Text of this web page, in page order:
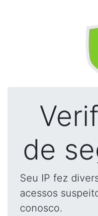
de
Seu IP fez
acessos
conosco.